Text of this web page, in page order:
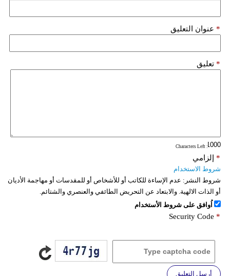
عنوان التعليق *
تعليق *
: Characters Left
إلزامي *
شروط الاستخدام
شروط النشر: عدم الإساءة للكاتب أو للأشخاص أو للمقدسات أو مهاجمة الأديان
أو الذات الالهية. والابتعاد عن التحريض الطائفي والعنصري والشتائم.
اُوافق على شروط الأستخدام
Security Code *
أرسل التعليق